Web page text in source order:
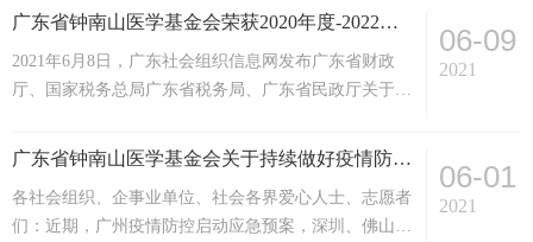
协会转...
周年之际、“十四五”规划开局之年，为响应省委、省政
钟南山医学基金会作为2021年“广东扶贫济困日”活动的
倡议发起方之一，在此诚恳倡议：全市各级党政机关、
广东省钟南山医学基金会荣获2020年度-2022年度公益性社会组织捐赠税前扣除资格
2021年6月8日，广东社会组织信息网发布广东省财政
厅、国家税务总局广东省税务局、广东省民政厅关于
前扣除资格名单的公告。 广东省钟南山医学基金会名
扣除资格！！详见：2020年度-2022年度广东省省级公
益性社会组织捐赠税前扣除资格名单的公告http://smzt...
06-09
2021
广东省钟南山医学基金会关于持续做好疫情防控工作的倡议
各社会组织、企事业单位、社会各界爱心人士、志愿者
们：近期，广州疫情防控启动应急预案，深圳、佛山等
06-01
2021